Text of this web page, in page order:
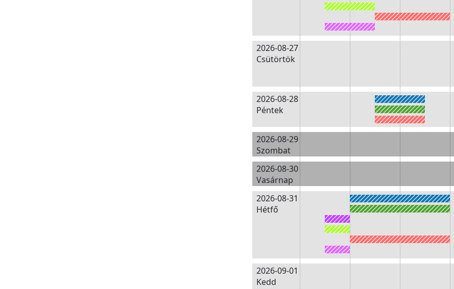
2026-08-27
Csütörtök
2026-08-28
Péntek
2026-08-29
Szombat
2026-08-30
Vasárnap
2026-08-31
Hétfő
2026-09-01
Kedd